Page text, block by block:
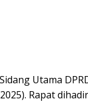
Utama
Rapat